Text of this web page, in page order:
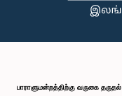
பாராளுமன்றத்திற்கு வருகை தருதல்